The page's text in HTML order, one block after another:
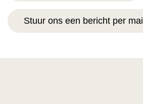
Stuur ons een bericht per mail